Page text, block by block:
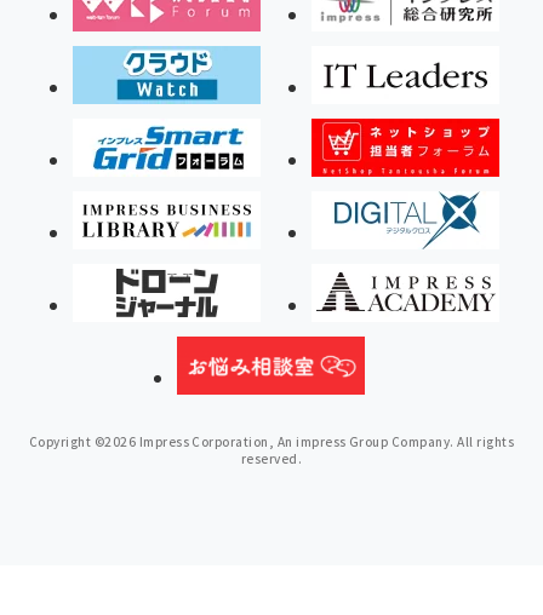
Copyright ©2026 Impress Corporation, An impress Group Company. All rights
reserved.